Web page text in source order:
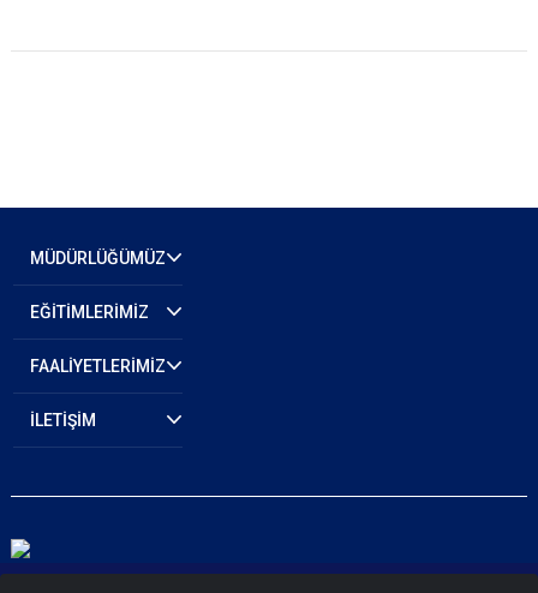
MÜDÜRLÜĞÜMÜZ
EĞİTİMLERİMİZ
FAALİYETLERİMİZ
İLETİŞİM